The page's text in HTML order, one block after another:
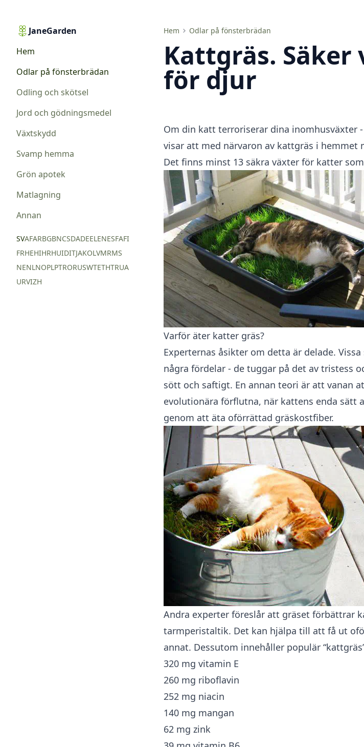
JaneGarden
Hem
Odlar på fönsterbrädan
Odling och skötsel
Jord och gödningsmedel
Växtskydd
Svamp hemma
Grön apotek
Matlagning
Annan
SVAFARBGBNCSDADEELENESFAFI
FRHEHIHRHUIDITJAKOLVMRMS
NENLNOPLPTRORUSWTETHTRUA
URVIZH
Hem Odlar på fönsterbrädan
Kattgräs. Säker växtlighet för djur
Kattgräs.
för djur
Om din katt terroriserar dina inomhusväxter
visar att med närvaron av kattgräs i hemmet
Det finns minst 13 säkra växter för katter
Varför äter katter gräs?
Experternas åsikter om detta är delade.
några fördelar - de tuggar på det av tristess
sött och saftigt. En annan teori är att vanan
evolutionära förflutna, när kattens enda sätt
genom att äta oförrättad gräskostfiber.
Andra experter föreslår att gräset förbättrar
tarmperistaltik. Det kan hjälpa till att få ut
annat. Dessutom innehåller populär
320 mg vitamin E
260 mg riboflavin
252 mg niacin
140 mg mangan
62 mg zink